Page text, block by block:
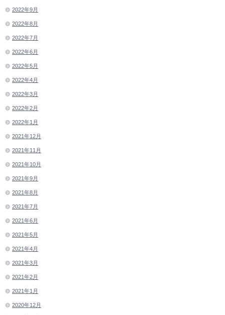
2022年9月
2022年8月
2022年7月
2022年6月
2022年5月
2022年4月
2022年3月
2022年2月
2022年1月
2021年12月
2021年11月
2021年10月
2021年9月
2021年8月
2021年7月
2021年6月
2021年5月
2021年4月
2021年3月
2021年2月
2021年1月
2020年12月